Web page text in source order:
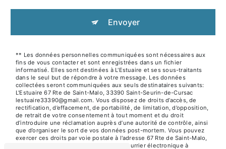
Envoyer
** Les données personnelles communiquées sont nécessaires aux
fins de vous contacter et sont enregistrées dans un fichier
informatisé. Elles sont destinées à L'Estuaire et ses sous-traitants
dans le seul but de répondre à votre message. Les données
collectées seront communiquées aux seuls destinataires suivants:
L'Estuaire 67 Rte de Saint-Malo, 33390 Saint-Seurin-de-Cursac
lestuaire33390@gmail.com. Vous disposez de droits d’accès, de
rectification, d’effacement, de portabilité, de limitation, d’opposition,
de retrait de votre consentement à tout moment et du droit
d’introduire une réclamation auprès d’une autorité de contrôle, ainsi
que d’organiser le sort de vos données post-mortem. Vous pouvez
exercer ces droits par voie postale à l'adresse 67 Rte de Saint-Malo,
33390 Saint-Seurin-de-Cursac ou par courrier électronique à